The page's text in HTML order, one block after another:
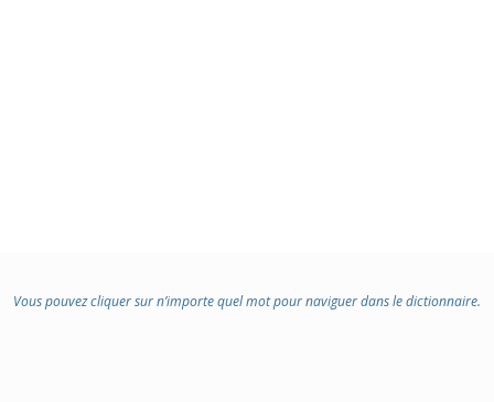
Vous pouvez cliquer sur n’importe quel mot pour naviguer dans le dictionnaire.